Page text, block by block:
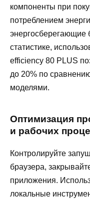
компоненты при
потреблением
энергосберегающие
статистике,
efficiency 80 PLUS
до 20% по
моделями.
Оптимизация
и рабочих
Контролируйте
браузера,
приложения.
локальные